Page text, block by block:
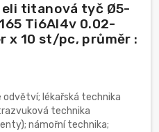
titanová tyč Ø5-
Ti6Al4v 0.02-
x 10 st/pc, průměr :
odvětví; lékařská technika
technika
námořní technika;